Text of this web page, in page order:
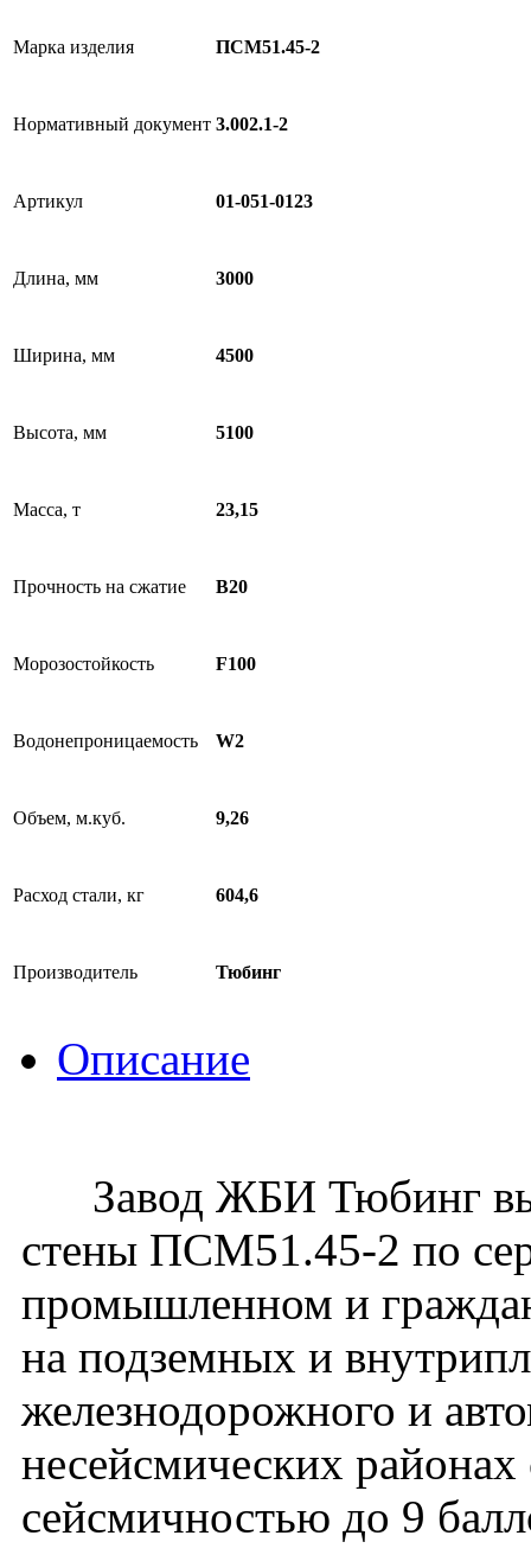
Марка изделия ПСМ51.45-2
Нормативный документ 3.002.1-2
Артикул 01-051-0123
Длина, мм 3000
Ширина, мм 4500
Высота, мм 5100
Масса, т 23,15
Прочность на сжатие B20
Морозостойкость F100
Водонепроницаемость W2
Объем, м.куб. 9,26
Расход стали, кг 604,6
Производитель Тюбинг
Описание
Завод ЖБИ Тюбинг
стены ПСМ51.45-2 по
промышленном и
на подземных и
железнодорожного и
несейсмических районах
сейсмичностью до 9